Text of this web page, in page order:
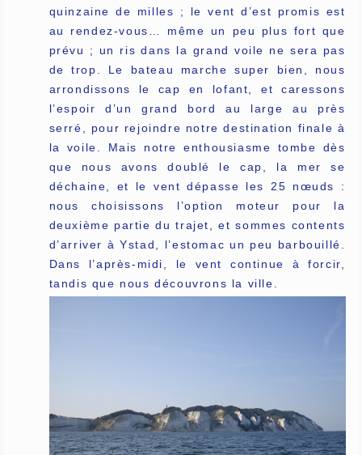
quinzaine de milles ; le vent d’est promis est
au rendez-vous… même un peu plus fort que
prévu ; un ris dans la grand voile ne sera pas
de trop. Le bateau marche super bien, nous
arrondissons le cap en lofant, et caressons
l’espoir d’un grand bord au large au près
serré, pour rejoindre notre destination finale à
la voile. Mais notre enthousiasme tombe dès
que nous avons doublé le cap, la mer se
déchaine, et le vent dépasse les 25 nœuds :
nous choisissons l’option moteur pour la
deuxième partie du trajet, et sommes contents
d’arriver à Ystad, l’estomac un peu barbouillé.
Dans l’après-midi, le vent continue à forcir,
tandis que nous découvrons la ville.